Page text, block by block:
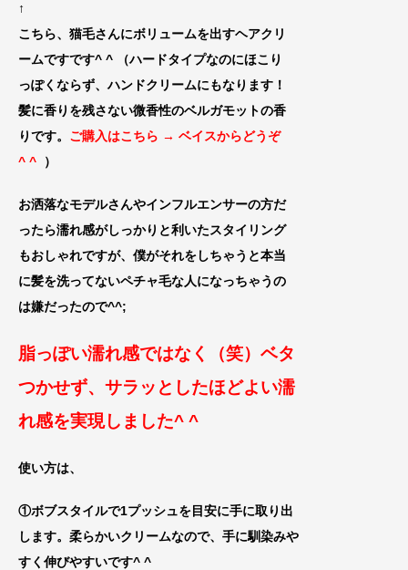
↑
こちら、猫毛さんにボリュームを出すヘアクリ
ームですです^ ^ （ハードタイプなのにほこり
っぽくならず、ハンドクリームにもなります！
髪に香りを残さない微香性のベルガモットの香
りです。 ご購入はこちら → ベイスからどうぞ
^ ^
）
お洒落なモデルさんやインフルエンサーの方だ
ったら濡れ感がしっかりと利いたスタイリング
もおしゃれですが、 僕がそれをしちゃうと本当
に髪を洗ってないペチャ毛な人になっちゃうの
は嫌だったので^^;
脂っぽい濡れ感ではなく（笑）ベタ
つかせず、 サラッとしたほどよい濡
れ感を実現しました^ ^
使い方は、
①ボブスタイルで1プッシュを目安に手に取り出
します。柔らかいクリームなので、手に馴染みや
すく伸びやすいです^ ^